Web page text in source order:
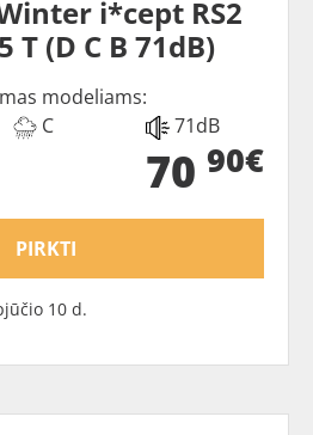
i*cept RS2
T (D C B 71dB)
modeliams:
C 71dB
70 90€
PIRKTI
10 d.